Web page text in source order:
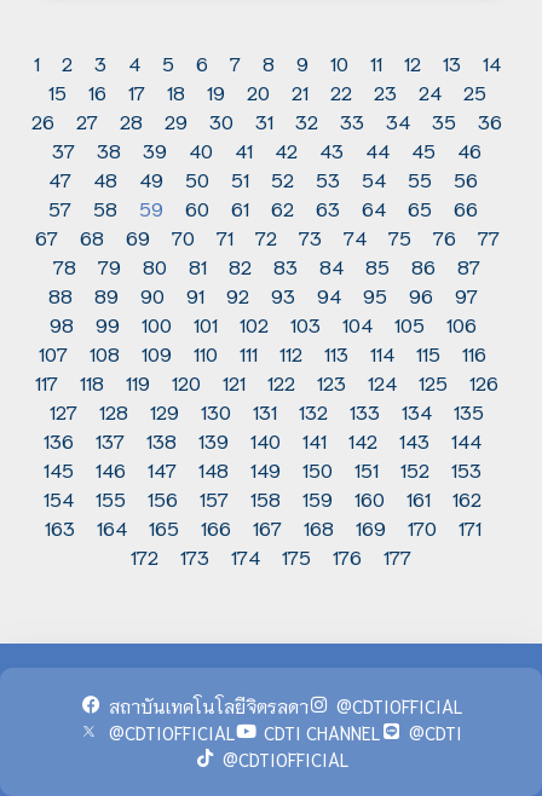
1 2 3 4 5 6 7 8 9 10 11 12 13
14
15
16 17 18 19 20 21 22 23 24
25
26
27 28 29 30 31 32 33 34 35
36
37
38 39 40 41 42 43 44 45
46
47
48 49 50 51 52 53 54 55
56
57
58 59 60 61 62 63 64 65
66
67
68 69 70 71 72 73 74 75 76
77
78
79 80 81 82 83 84 85 86
87
88
89 90 91 92 93 94 95 96
97
98
99 100 101 102 103 104 105
106
107
108 109 110 111 112 113 114 115
116
117
118 119 120 121 122 123 124 125
126
127
128 129 130 131 132 133 134
135
136
137 138 139 140 141 142 143
144
145
146 147 148 149 150 151 152
153
154
155 156 157 158 159 160 161
162
163
164 165 166 167 168 169 170
171
172
173 174 175 176 177
สถาบันเทคโนโลยีจิตรลดา
@CDTIOFFICIAL
@CDTIOFFICIAL
CDTI CHANNEL
@CDTI
@CDTIOFFICIAL